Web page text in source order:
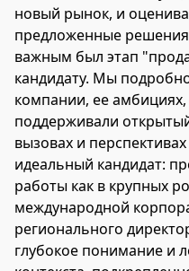
новый рынок, и
предложенные
важным был этап
кандидату. Мы
компании, ее
поддерживали
вызовах и
идеальный кандидат:
работы как в крупных
международной
регионального
глубокое понимание и